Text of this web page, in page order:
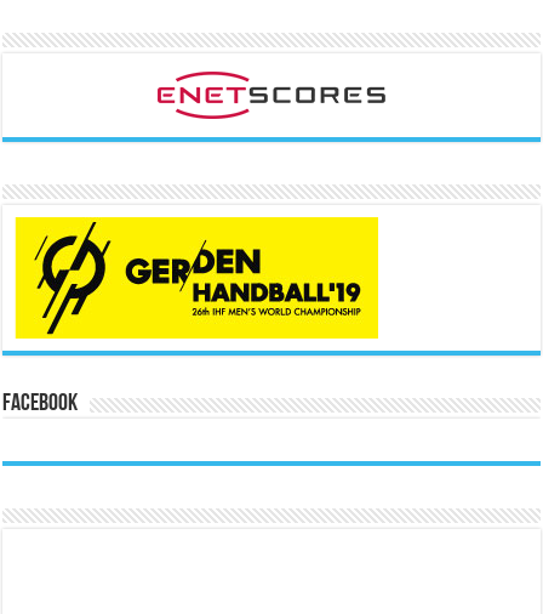
Facebook